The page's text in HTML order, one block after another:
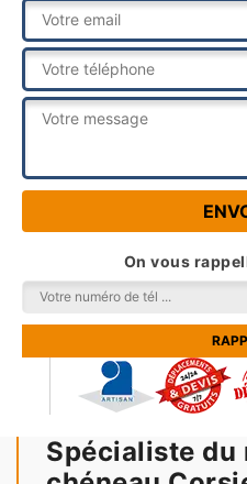
On vous
Spécialiste du